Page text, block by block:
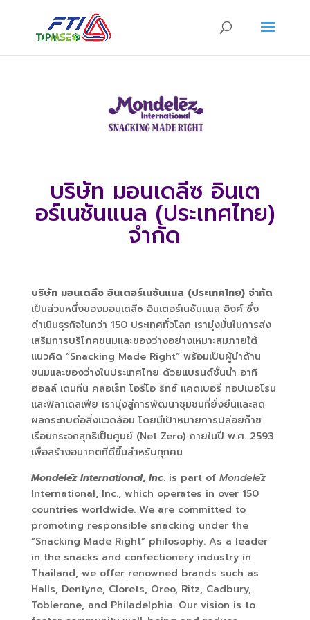
บริษัท มอนเดลีซ อินเต
อร์เนชันแนล (ประเทศไทย)
จำกัด
บริษัท มอนเดลีซ อินเตอร์เนชันแนล (ประเทศไทย) จำกัด
เป็นส่วนหนึ่งของมอนเดลีซ อินเตอร์เนชันแนล อิงค์ ซึ่ง
ดำเนินธุรกิจในกว่า 150 ประเทศทั่วโลก เรามุ่งมั่นในการส่ง
เสริมการบริโภคขนมและของว่างอย่างเหมาะสมภายใต้
แนวคิด “Snacking Made Right” พร้อมเป็นผู้นำด้าน
ขนมและของว่างในประเทศไทย ด้วยแบรนด์ชั้นนำ อาทิ
ฮอลล์ เดนทีน คลอเร็ท โอรีโอ ริทซ์ แคดเบอรี ทอปเบอโรน
และฟิลาเดลเฟีย เรามุ่งสู่การพัฒนาชุมชนที่ยั่งยืนและลด
ผลกระทบต่อสิ่งแวดล้อม โดยมีเป้าหมายการปล่อยก๊าซ
เรือนกระจกสุทธิเป็นศูนย์ (Net Zero) ภายในปี พ.ศ. 2593
เพื่อสร้างอนาคตที่ดีขึ้นสำหรับทุกคน
Mondelēz International, Inc.is part of Mondelēz
International, Inc., which operates in over 150
countries worldwide. We are committed to
promoting responsible snacking under the
“Snacking Made Right” philosophy. As a leader
in the snacks and confectionery industry in
Thailand, we offer renowned brands such as
Halls, Dentyne, Clorets, Oreo, Ritz, Cadbury,
Toblerone, and Philadelphia. Our vision is to